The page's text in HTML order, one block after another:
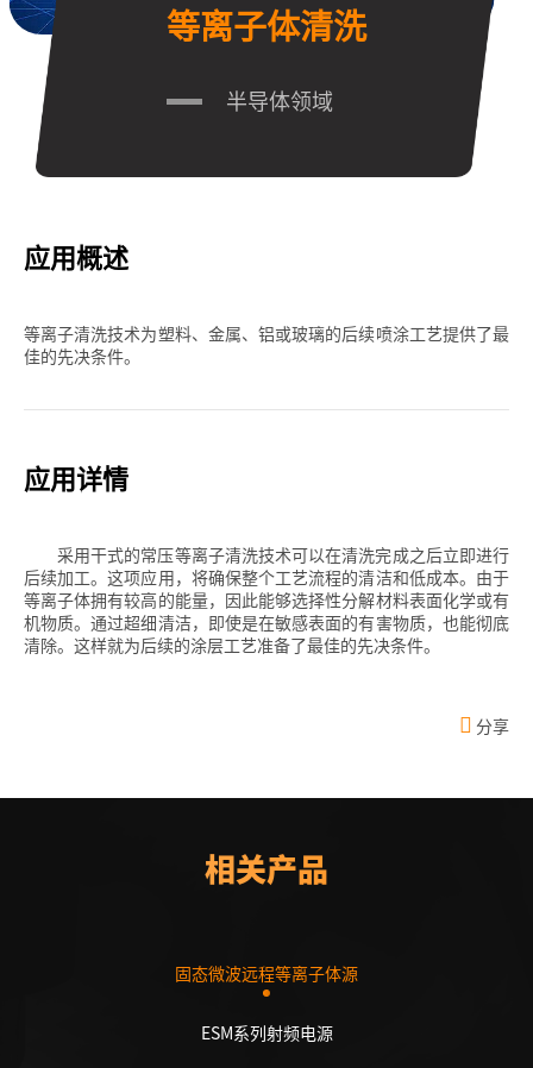
等离子体清洗
半导体领域
应用概述
等离子清洗技术为塑料、金属、铝或玻璃的后续喷涂工艺提供了最
佳的先决条件。
应用详情
采用干式的常压等离子清洗技术可以在清洗完成之后立即进行
后续加工。这项应用，将确保整个工艺流程的清洁和低成本。由于
等离子体拥有较高的能量，因此能够选择性分解材料表面化学或有
机物质。通过超细清洁，即使是在敏感表面的有害物质，也能彻底
清除。这样就为后续的涂层工艺准备了最佳的先决条件。
分享
相关产品
固态微波远程等离子体源
ESM系列射频电源